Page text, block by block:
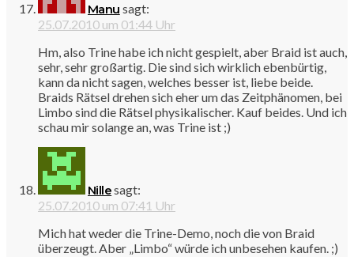
Manu sagt:
25.07.2010 um 01:44 Uhr
Hm, also Trine habe ich nicht gespielt, aber Braid ist auch,
sehr, sehr großartig. Die sind sich wirklich ebenbürtig,
kann da nicht sagen, welches besser ist, liebe beide.
Braids Rätsel drehen sich eher um das Zeitphänomen, bei
Limbo sind die Rätsel physikalischer. Kauf beides. Und ich
schau mir solange an, was Trine ist ;)
Nillesagt:
25.07.2010 um 07:41 Uhr
Mich hat weder die Trine-Demo, noch die von Braid
überzeugt. Aber „Limbo“ würde ich unbesehen kaufen. ;)